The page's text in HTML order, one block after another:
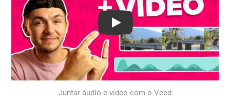
Play: Keynote (Google I/O '18)
Juntar áudio e vídeo com o Veed